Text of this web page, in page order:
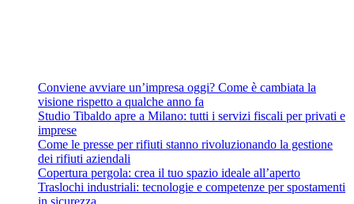
Conviene avviare un’impresa oggi? Come è cambiata la
visione rispetto a qualche anno fa
Studio Tibaldo apre a Milano: tutti i servizi fiscali per privati e
imprese
Come le presse per rifiuti stanno rivoluzionando la gestione
dei rifiuti aziendali
Copertura pergola: crea il tuo spazio ideale all’aperto
Traslochi industriali: tecnologie e competenze per spostamenti
in sicurezza